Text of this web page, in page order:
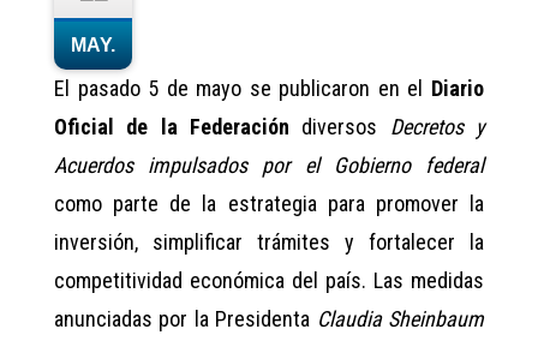
MAY.
El pasado 5 de mayo se publicaron en el Diario
Oficial de la Federación diversos Decretos y
Acuerdos impulsados por el Gobierno federal
como parte de la estrategia para promover la
inversión, simplificar trámites y fortalecer la
competitividad económica del país. Las medidas
anunciadas por la Presidenta Claudia Sheinbaum